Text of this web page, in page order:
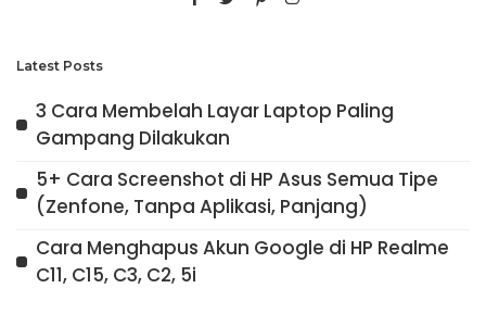
Latest Posts
3 Cara Membelah Layar Laptop Paling
Gampang Dilakukan
5+ Cara Screenshot di HP Asus Semua Tipe
(Zenfone, Tanpa Aplikasi, Panjang)
Cara Menghapus Akun Google di HP Realme
C11, C15, C3, C2, 5i